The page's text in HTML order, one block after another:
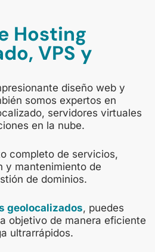
Hosting
VPS y
diseño web y
somos expertos en
servidores virtuales
en la nube.
completo de servicios,
y mantenimiento de
de dominios.
geolocalizados, puedes
objetivo de manera eficiente
ultrarrápidos.